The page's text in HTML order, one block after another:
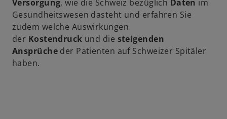
Versorgung, wie die Schweiz bezüglich Daten im
Gesundheitswesen dasteht und erfahren Sie
zudem welche Auswirkungen
der Kostendruck und die steigenden
Ansprücheder Patienten auf Schweizer Spitäler
haben.